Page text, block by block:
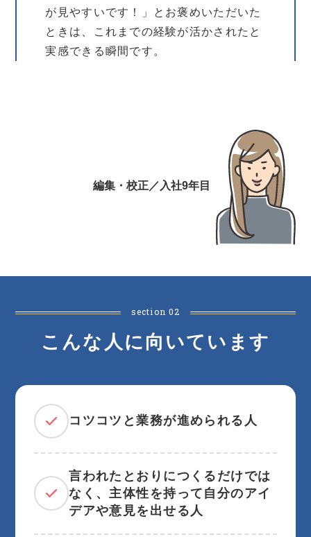
が見やすいです！」とお褒めいただいた
ときは、これまでの経験が活かされたと
実感できる瞬間です。
編集・校正／入社9年目
section 02
こんな人に向いています
コツコツと業務が進められる人
言われたとおりにつくるだけでは
なく、主体性を持って自分のアイ
デアや意見を出せる人